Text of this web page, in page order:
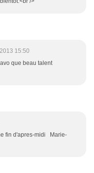
15:50
que beau talent
fin d'apres-midi Marie-